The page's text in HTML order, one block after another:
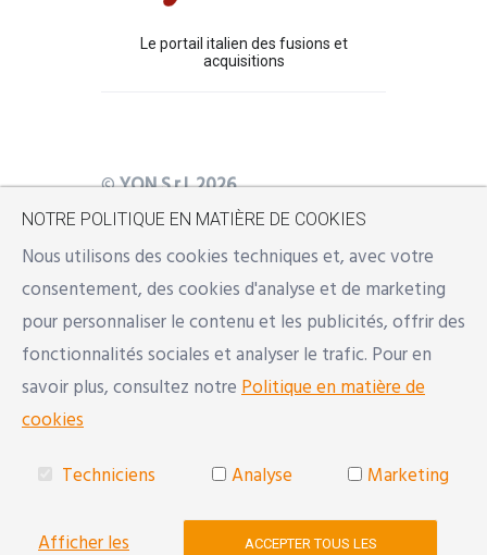
Le portail italien des fusions et
acquisitions
©YON S.r.l. 2026
Siège social: Modena, Via Natalia
Ginzburg n. 34 - 41123
Bureaux: Modena, Reggio Emilia,
Milano
Mail:info@yon.it
Developed with♥byReindal
YBS
NOTRE POLITIQUE EN MATIÈRE DE COOKIES
Nous utilisons des cookies techniques et, avec votre
consentement, des cookies d'analyse et de marketing
pour personnaliser le contenu et les publicités, offrir des
fonctionnalités sociales et analyser le trafic. Pour en
savoir plus, consultez notre Politique en matière de
cookies
Techniciens Analyse Marketing
Afficher les ACCEPTER TOUS LES